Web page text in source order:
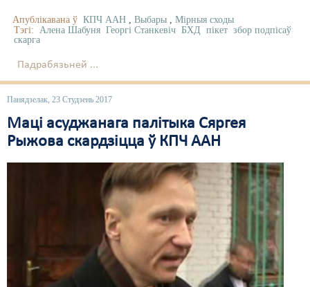
Апублікавана ў КПЧ ААН , Выбары , Мірныя сходы
Тэгі: Алена Шабуня Георгі Станкевіч БХД пікет збор подпісаў
скарга
Падрабязьней ...
Панядзелак, 23 Студзень 2017
Маці асуджанага палітыка Сяргея
Рыжова скардзіцца ў КПЧ ААН
Праваабаронцы
Правы дзіцяці
Пэнітэнцыярная сыстэма
Распальваньне варожасьці
Сьмяротнае пакараньне